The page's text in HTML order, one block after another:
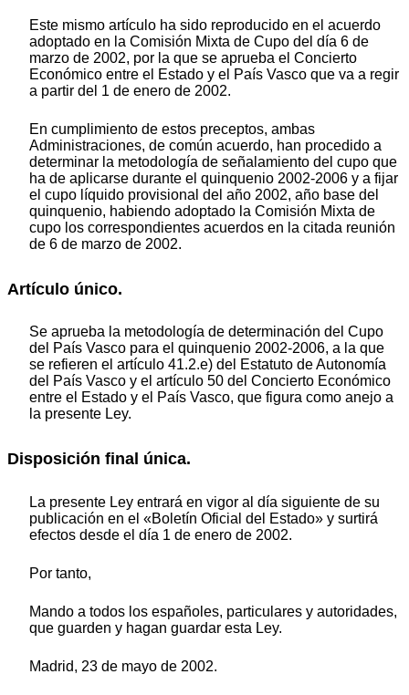
Este mismo artículo ha sido reproducido en el acuerdo
adoptado en la Comisión Mixta de Cupo del día 6 de
marzo de 2002, por la que se aprueba el Concierto
Económico entre el Estado y el País Vasco que va a regir
a partir del 1 de enero de 2002.
En cumplimiento de estos preceptos, ambas
Administraciones, de común acuerdo, han procedido a
determinar la metodología de señalamiento del cupo que
ha de aplicarse durante el quinquenio 2002-2006 y a fijar
el cupo líquido provisional del año 2002, año base del
quinquenio, habiendo adoptado la Comisión Mixta de
cupo los correspondientes acuerdos en la citada reunión
de 6 de marzo de 2002.
Artículo único.
Se aprueba la metodología de determinación del Cupo
del País Vasco para el quinquenio 2002-2006, a la que
se refieren el artículo 41.2.e) del Estatuto de Autonomía
del País Vasco y el artículo 50 del Concierto Económico
entre el Estado y el País Vasco, que figura como anejo a
la presente Ley.
Disposición final única.
La presente Ley entrará en vigor al día siguiente de su
publicación en el «Boletín Oficial del Estado» y surtirá
efectos desde el día 1 de enero de 2002.
Por tanto,
Mando a todos los españoles, particulares y autoridades,
que guarden y hagan guardar esta Ley.
Madrid, 23 de mayo de 2002.